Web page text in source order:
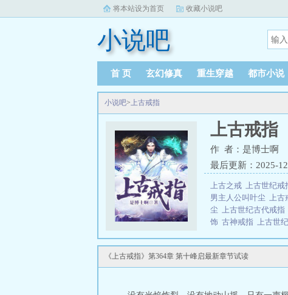
将本站设为首页 收藏小说吧
小说吧
首 页 玄幻修真 重生穿越 都市小说
小说吧>上古戒指
上古戒指
作 者：是博士啊
最后更新：2025-
上古之戒 上古世纪戒
男主人公叫叶尘 上古
尘 上古世纪古代戒指
饰 古神戒指 上古世
神戒从而开启了一段
《上古戒指》第364章 第十峰启最新章节试读